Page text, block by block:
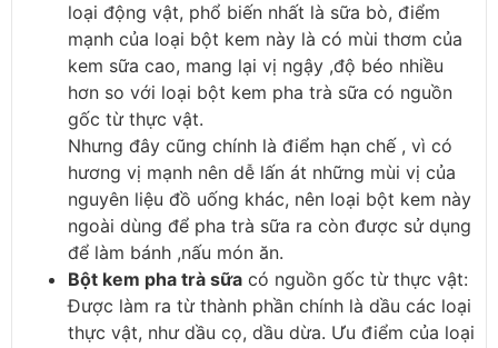
loại động vật, phổ biến nhất là sữa bò, điểm
mạnh của loại bột kem này là có mùi thơm của
kem sữa cao, mang lại vị ngậy ,độ béo nhiều
hơn so với loại bột kem pha trà sữa có nguồn
gốc từ thực vật.
Nhưng đây cũng chính là điểm hạn chế , vì có
hương vị mạnh nên dễ lấn át những mùi vị của
nguyên liệu đồ uống khác, nên loại bột kem này
ngoài dùng để pha trà sữa ra còn được sử dụng
để làm bánh ,nấu món ăn.
Bột kem pha trà sữa có nguồn gốc từ thực vật:
Được làm ra từ thành phần chính là dầu các loại
thực vật, như dầu cọ, dầu dừa. Ưu điểm của loại